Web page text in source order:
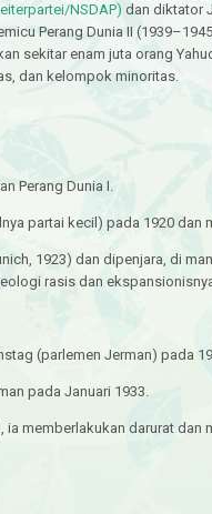
NSDAP) dan diktator
Perang Dunia II
sekitar enam juta orang
dan kelompok minoritas.
Perang Dunia I.
partai kecil) pada 1920 dan
1923) dan dipenjara, di
rasis dan
(parlemen Jerman) pada
pada Januari 1933.
ia memberlakukan darurat